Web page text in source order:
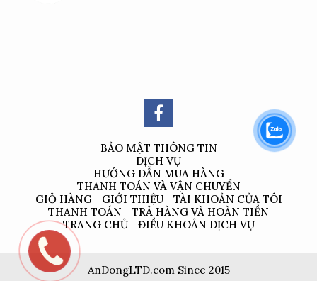
BẢO MẬT THÔNG TIN
DỊCH VỤ
HƯỚNG DẪN MUA HÀNG
THANH TOÁN VÀ VẬN CHUYỂN
GIỎ HÀNG
GIỚI THIỆU
TÀI KHOẢN CỦA TÔI
THANH TOÁN
TRẢ HÀNG VÀ HOÀN TIỀN
TRANG CHỦ
ĐIỀU KHOẢN DỊCH VỤ
AnDongLTD.com Since 2015